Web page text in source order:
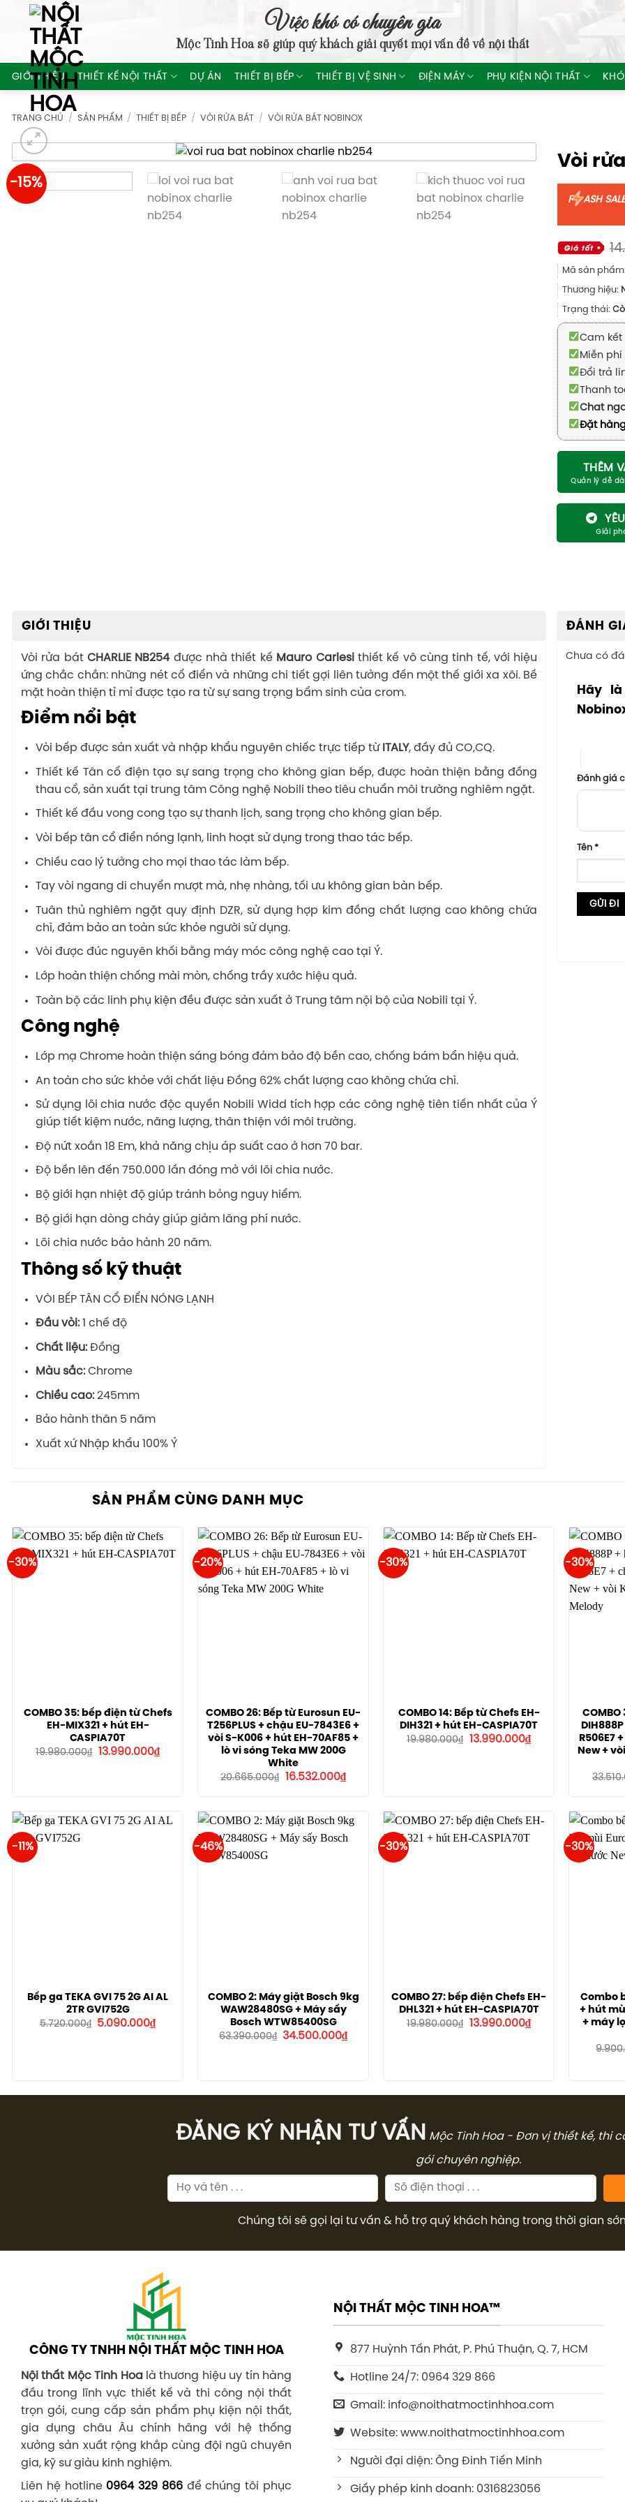
content
Việc khó có chuyên gia
Mộc Tinh Hoasẽ giúp quý khách giải quyết mọi vấn đề về nội thất
GIỚI THIỆU THIẾT KẾ NỘI THẤT DỰ ÁN THIẾT BỊ BẾP THIẾT BỊ VỆ SINH ĐIỆN MÁY PHỤ KIỆN NỘI THẤT
TRANG CHỦ / SẢN PHẨM / THIẾT BỊ BẾP / VÒI RỬA BÁT / VÒI RỬA BÁT NOBINOX
-15%
Vòi
F ASH SALE
Mã sản
Thương hiệu:
Trạng thái:
Cam kết
Miễn
Đổi trả
Thanh
Chat
Đặt
THÊM
GIỚI THIỆU
Vòi rửa bát CHARLIE NB254 được nhà thiết kế Mauro Carlesithiết kế vô cùng tinh tế, với hiệu
ứng chắc chắn: những nét cổ điển và những chi tiết gợi liên tưởng đến một thế giới xa xôi. Bề
mặt hoàn thiện tỉ mỉ được tạo ra từ sự sang trọng bẩm sinh của crom.
Điểm nổi bật
Vòi bếp được sản xuất và nhập khẩu nguyên chiếc trực tiếp từITALY, đầy đủ CO,CQ.
Thiết kế Tân cổ điện tạo sự sang trọng cho không gian bếp, được hoàn thiện bằng đồng
thau cổ, sản xuất tại trung tâm Công nghệ Nobili theo tiêu chuẩn môi trường nghiêm ngặt.
Thiết kế đầu vong cong tạo sự thanh lịch, sang trọng cho không gian bếp.
Vòi bếp tân cổ điển nóng lạnh, linh hoạt sử dụng trong thao tác bếp.
Chiều cao lý tưởng cho mọi thao tác làm bếp.
Tay vòi ngang di chuyển mượt mà, nhẹ nhàng, tối ưu không gian bàn bếp.
Tuân thủ nghiêm ngặt quy định DZR, sử dụng hợp kim đồng chất lượng cao không chứa
chì, đảm bảo an toàn sức khỏe người sử dụng.
Vòi được đúc nguyên khối bằng máy móc công nghệ cao tại Ý.
Lớp hoàn thiện chống mài mòn, chống trầy xước hiệu quả.
Toàn bộ các linh phụ kiện đều được sản xuất ở Trung tâm nội bộ của Nobili tại Ý.
Công nghệ
Lớp mạ Chrome hoàn thiện sáng bóng đảm bảo độ bền cao, chống bám bẩn hiệu quả.
An toàn cho sức khỏe với chất liệu Đồng 62% chất lượng cao không chứa chì.
Sử dụng lõi chia nước độc quyền Nobili Widd tích hợp các công nghệ tiên tiến nhất của Ý
giúp tiết kiệm nước, năng lượng, thân thiện với môi trường.
Độ nứt xoắn 18 Em, khả năng chịu áp suất cao ở hơn 70 bar.
Độ bền lên đến 750.000 lần đóng mở với lõi chia nước.
Bộ giới hạn nhiệt độ giúp tránh bỏng nguy hiểm.
Bộ giới hạn dòng chảy giúp giảm lãng phí nước.
Lõi chia nước bảo hành 20 năm.
Thông số kỹ thuật
VÒI BẾP TÂN CỔ ĐIỂN NÓNG LẠNH
Đầu vòi:1 chế độ
Chất liệu:Đồng
Màu sắc:Chrome
Chiều cao:245mm
Bảo hành thân 5 năm
Xuất xứ Nhập khẩu 100% Ý
ĐÁNH
Chưa có
Hãy
Đánh giá
Tên*
SẢN PHẨM CÙNG DANH MỤC
-30%
COMBO 35: bếp điện từ Chefs
EH-MIX321 + hút EH-
CASPIA70T
19.980.000₫ Giá
13.990.000₫Giá
hiện
-20%
COMBO 26: Bếp từ Eurosun EU-
T256PLUS + chậu EU-7843E6 +
vòi S-K006 + hút EH-70AF85 +
lò vi sóng Teka MW 200G
White
20.665.000₫ Giá
16.532.000₫Giá
hiện
16.532.000₫.
-30%
COMBO 14: Bếp từ Chefs EH-
DIH321 + hút EH-CASPIA70T
19.980.000₫ Giá
13.990.000₫Giá
hiện
-30%
R506E7
New +
-11%
Bếp ga TEKA GVI 75 2G AI AL
2TR GVI752G
5.720.000₫ Giá
5.090.000₫Giá
hiện
-46%
COMBO 2: Máy giặt Bosch 9kg
WAW28480SG + Máy sấy
Bosch WTW85400SG
63.390.000₫ Giá
34.500.000₫Giá
hiện
-30%
COMBO 27: bếp điện Chefs EH-
DHL321 + hút EH-CASPIA70T
19.980.000₫ Giá
13.990.000₫Giá
hiện
-30%
Combo
+ hút
+ máy
ĐĂNG KÝ NHẬN TƯ VẤN Mộc Tinh Hoa - Đơn vị thiết kế, thi
gói chuyên nghiệp.
Chúng tôi sẽ gọi lại tư vấn & hỗ trợ quý khách hàng trong thời gian
CÔNG TY TNHH NỘI THẤT MỘC TINH HOA
Nội thất Mộc Tinh Hoalà thương hiệu uy tín hàng
đầu trong lĩnh vực thiết kế và thi công nội thất
trọn gói, cung cấp sản phẩm phụ kiện nội thất,
gia dụng châu Âu chính hãng với hệ thống
xưởng sản xuất rộng khắp cùng đội ngũ chuyên
gia, kỹ sư giàu kinh nghiệm.
Liên hệ hotline 0964 329 866để chúng tôi phục
NỘI THẤT MỘC TINH HOA™
877 Huỳnh Tấn Phát, P. Phú Thuận, Q. 7, HCM
Hotline 24/7: 0964 329 866
Gmail: info@noithatmoctinhhoa.com
Website: www.noithatmoctinhhoa.com
Người đại diện: Ông Đinh Tiến Minh
Giấy phép kinh doanh: 0316823056